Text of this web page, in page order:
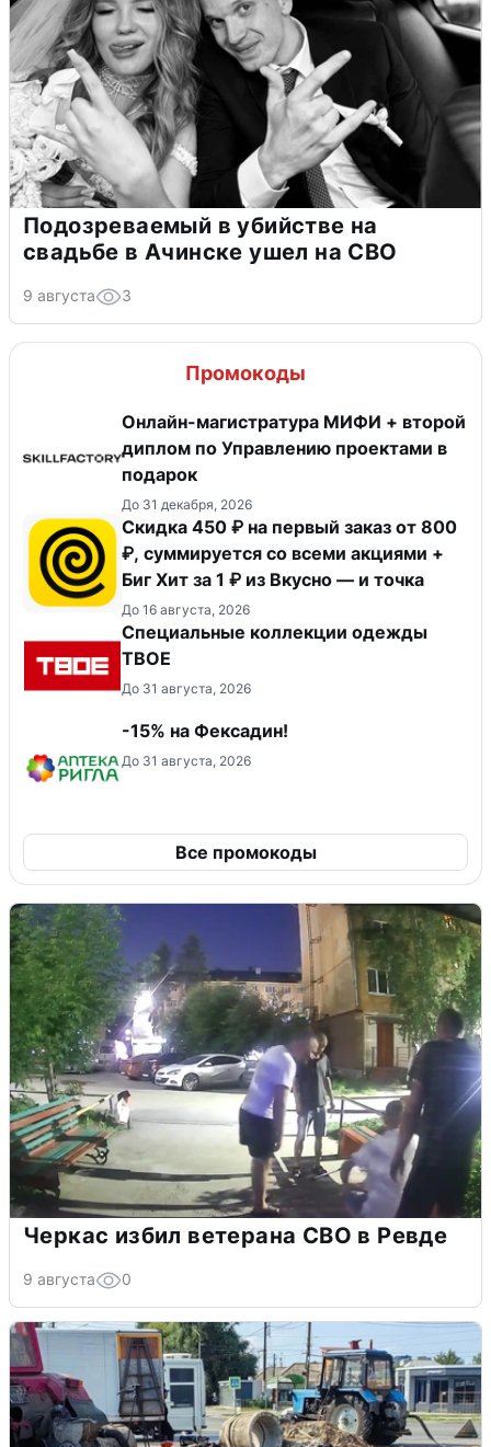
Подозреваемый в убийстве на
свадьбе в Ачинске ушел на СВО
9 августа 3
Промокоды
Онлайн-магистратура МИФИ + второй
диплом по Управлению проектами в
подарок
До 31 декабря, 2026
Скидка 450 ₽ на первый заказ от 800
₽, суммируется со всеми акциями +
Биг Хит за 1 ₽ из Вкусно — и точка
До 16 августа, 2026
Специальные коллекции одежды
ТВОЕ
До 31 августа, 2026
-15% на Фексадин!
До 31 августа, 2026
Все промокоды
Черкас избил ветерана СВО в Ревде
9 августа 0